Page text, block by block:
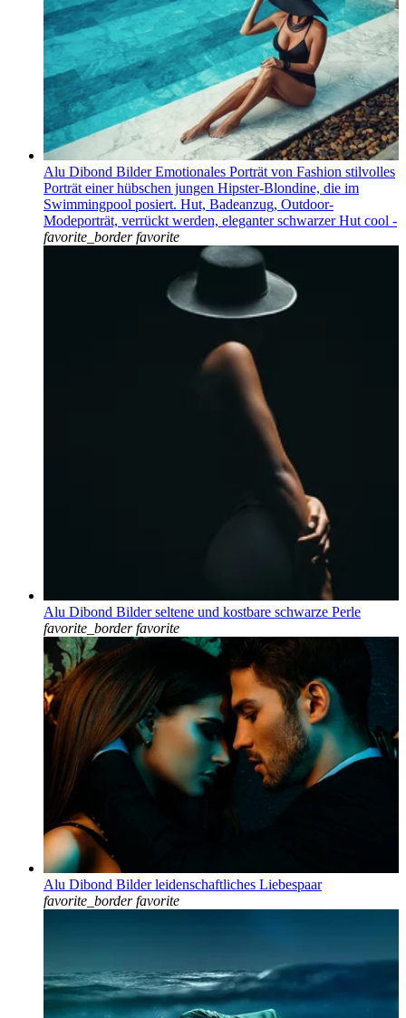
Alu Dibond Bilder Emotionales Porträt von Fashion stilvolles
Porträt einer hübschen jungen Hipster-Blondine, die im
Swimmingpool posiert. Hut, Badeanzug, Outdoor-
Modeporträt, verrückt werden, eleganter schwarzer Hut cool -
favorite_border favorite
Alu Dibond Bilder seltene und kostbare schwarze Perle
favorite_border favorite
Alu Dibond Bilder leidenschaftliches Liebespaar
favorite_border favorite